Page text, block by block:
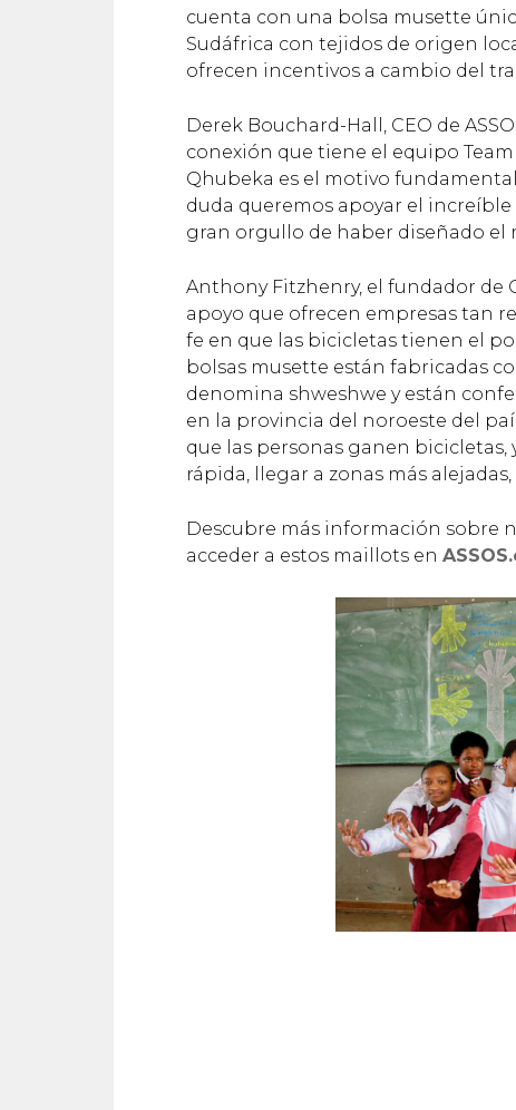
cuenta con una bolsa musette
Sudáfrica con tejidos de origen
ofrecen incentivos a cambio del
Derek Bouchard-Hall, CEO de
conexión que tiene el equipo
Qhubeka es el motivo
duda queremos apoyar el
gran orgullo de haber diseñado el
Anthony Fitzhenry, el fundador de
apoyo que ofrecen empresas tan
fe en que las bicicletas tienen el
bolsas musette están fabricadas
denomina shweshwe y están
en la provincia del noroeste del
que las personas ganen
rápida, llegar a zonas más
Descubre más información sobre
acceder a estos maillots en